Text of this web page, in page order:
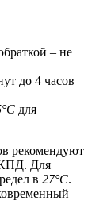
– не
до 4 часов
для
рекомендуют
Для
в 27°C.